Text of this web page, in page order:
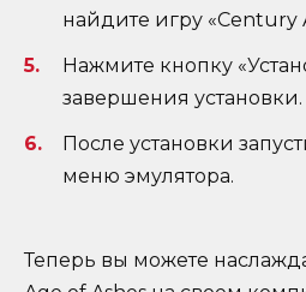
найдите игру «Century
Нажмите кнопку
завершения установки.
После установки
меню эмулятора.
Теперь вы можете